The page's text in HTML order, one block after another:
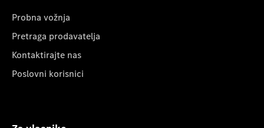
Probna vožnja
Pretraga prodavatelja
Kontaktirajte nas
Poslovni korisnici